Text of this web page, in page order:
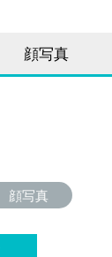
顔写真
顔写真